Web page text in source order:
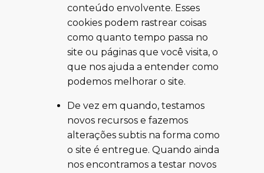
conteúdo envolvente. Esses
cookies podem rastrear coisas
como quanto tempo passa no
site ou páginas que você visita, o
que nos ajuda a entender como
podemos melhorar o site.
De vez em quando, testamos
novos recursos e fazemos
alterações subtis na forma como
o site é entregue. Quando ainda
nos encontramos a testar novos